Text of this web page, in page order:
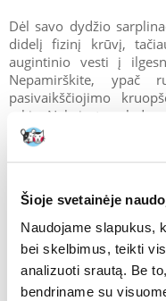
Šioje svetainėje
Naudojame slapukus,
bei skelbimus, teikti
analizuoti srautą. Be
bendriname su
Dėl savo dydžio
didelį fizinį krūvį,
augintinio vesti į
Nepamirškite, ypač
pasivaikščiojimo
erkių. Nekviestą
Priemonių nuo erkių
turite žinoti, kad nors
augintiniams, jų
medžiagų
apsispręsti dėl
produktą, kai žinome,
bus naudingesnis nei jo